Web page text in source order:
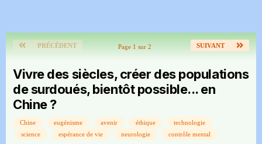
PRÉCÉDENT SUIVANT
Page 1 sur 2
Vivre des siècles, créer des populations
de surdoués, bientôt possible... en
Chine ?
Chine eugénisme avenir éthique
technologie
science
espérance de vie neurologie contrôle mental